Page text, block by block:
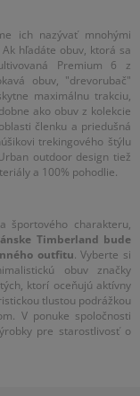
ich nazývať mnohými
hľadáte obuv, ktorá sa
Premium 6 z
obuv, "drevorubač"
maximálnu trakciu,
ako obuv z kolekcie
členku a priedušná
trekingového štýlu
outdoor design tiež
a 100% pohodlie.
športového charakteru,
Timberland bude
outfitu. Vyberte si
obuv značky
ktorí oceňujú aktívny
tlustou podrážkou
V ponuke spoločnosti
pre starostlivosť o